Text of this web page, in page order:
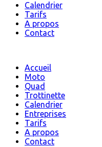
Calendrier
Tarifs
A propos
Contact
Accueil
Moto
Quad
Trottinette
Calendrier
Entreprises
Tarifs
A propos
Contact